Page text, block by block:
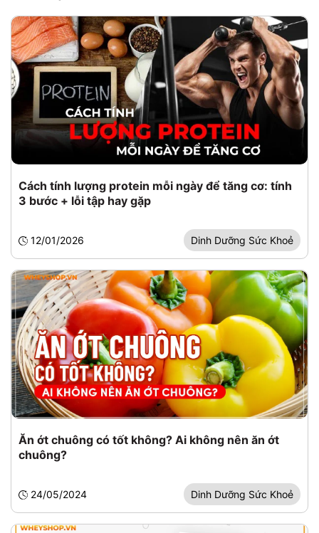
Cách tính lượng protein mỗi ngày để tăng cơ: tính
3 bước + lỗi tập hay gặp
12/01/2026 Dinh Dưỡng Sức Khoẻ
Ăn ớt chuông có tốt không? Ai không nên ăn ớt
chuông?
24/05/2024 Dinh Dưỡng Sức Khoẻ